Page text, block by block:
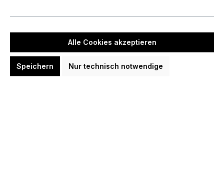
Alle Cookies akzeptieren
Speichern Nur technisch notwendige